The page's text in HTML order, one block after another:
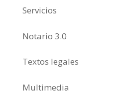
Servicios
Notario 3.0
Textos legales
Multimedia